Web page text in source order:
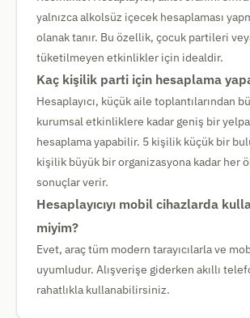
yalnızca alkolsüz içecek hesaplaması
olanak tanır. Bu özellik, çocuk partileri
tüketilmeyen etkinlikler için idealdir.
Kaç kişilik parti için hesaplama
Hesaplayıcı, küçük aile toplantılarından
kurumsal etkinliklere kadar geniş bir
hesaplama yapabilir. 5 kişilik küçük bir
kişilik büyük bir organizasyona kadar her
sonuçlar verir.
Hesaplayıcıyı mobil cihazlarda
miyim?
Evet, araç tüm modern tarayıcılarla ve
uyumludur. Alışverişe giderken akıllı
rahatlıkla kullanabilirsiniz.